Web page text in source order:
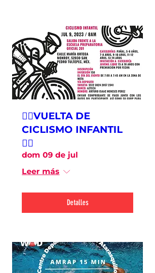
🚴‍♀️VUELTA DE
CICLISMO INFANTIL
🚴‍♀️
dom 09 de jul
Leer más
Detalles